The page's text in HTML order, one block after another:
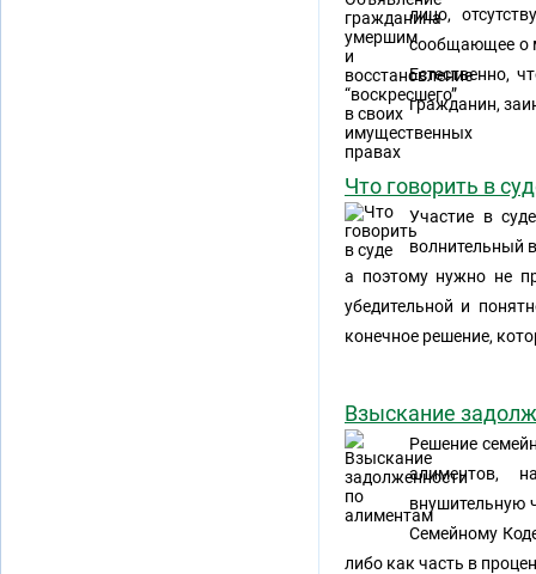
лицо,
сообщающее о
Естественно,
гражданин,
Что говорить в
Участие в
волнительный
а поэтому нужно не
убедительной и
конечное решение,
Взыскание
Решение
алиментов,
внушительную
Семейному
либо как часть в